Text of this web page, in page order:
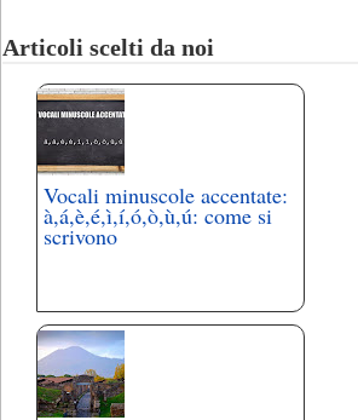
Articoli scelti da noi
Vocali minuscole accentate:
à,á,è,é,ì,í,ó,ò,ù,ú: come si
scrivono